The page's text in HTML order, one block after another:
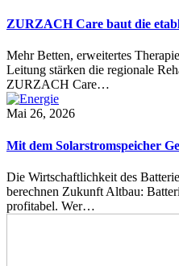
ZURZACH Care baut die
Mehr Betten, erweitertes
Leitung stärken die regionale
ZURZACH Care…
Mai 26, 2026
Mit dem Solarstromspeicher
Die Wirtschaftlichkeit des
berechnen Zukunft Altbau:
profitabel. Wer…